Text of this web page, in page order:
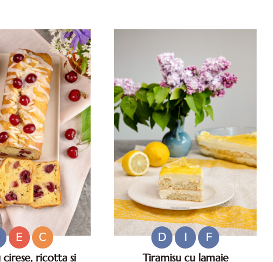
35°C.
caise. Prajitura pufoasa cu caise.
E C
cirese, ricotta si
D I F
Tiramisu cu lamaie